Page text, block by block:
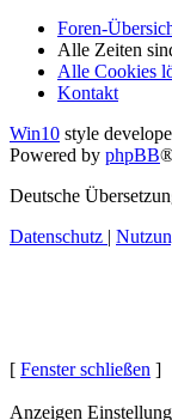
Foren-
Alle Zeiten
Alle Cookies
Kontakt
Win10 style
Powered by phpBB
Deutsche
Datenschutz |
[ Fenster schließen ]
Anzeigen